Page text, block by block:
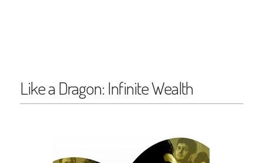
Like a Dragon: Infinite Wealth